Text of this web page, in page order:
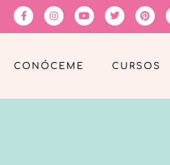
CONÓCEME CURSOS